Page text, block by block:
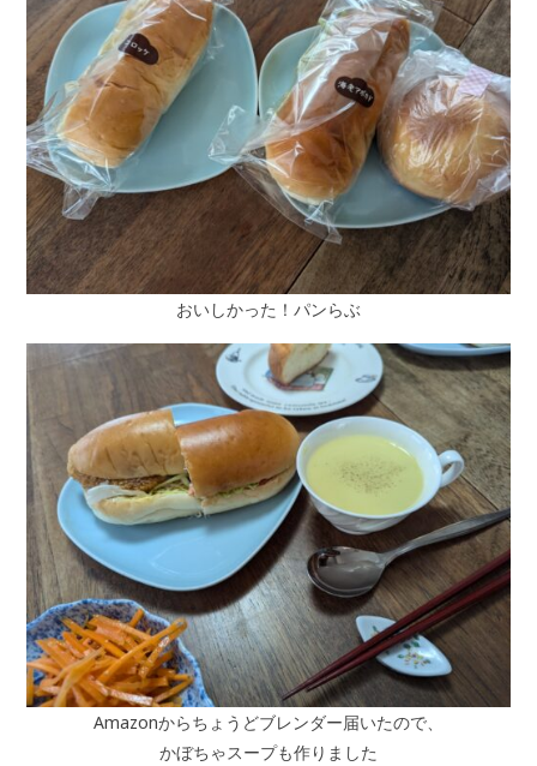
おいしかった！パンらぶ
Amazonからちょうどブレンダー届いたので、
かぼちゃスープも作りました